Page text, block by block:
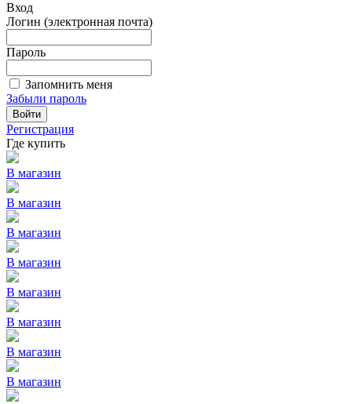
Вход
Логин (электронная почта)
Пароль
Запомнить меня
Забыли пароль
Войти
Регистрация
Где купить
В магазин
В магазин
В магазин
В магазин
В магазин
В магазин
В магазин
В магазин